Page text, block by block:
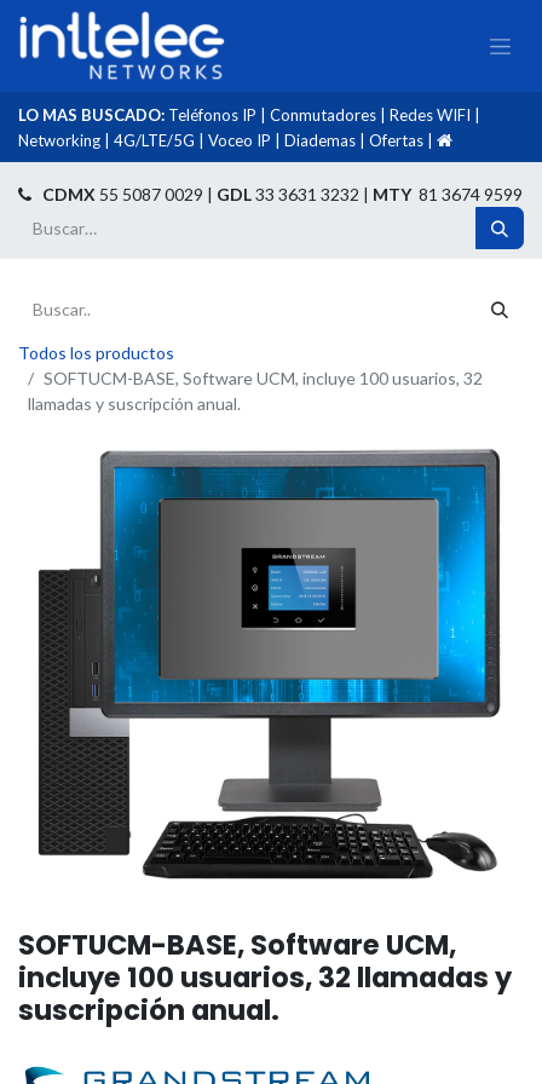
LO MAS BUSCADO: Teléfonos IP Conmutadores Redes WIFI
Networking
4G/LTE/5G Voceo IP Diademas Ofertas
CDMX 55 5087 0029 | GDL33 3631 3232 | MTY81 3674 9599
Todos los productos
SOFTUCM-BASE, Software UCM, incluye 100 usuarios, 32
llamadas y suscripción anual.
SOFTUCM-BASE, Software UCM,
incluye 100 usuarios, 32 llamadas y
suscripción anual.